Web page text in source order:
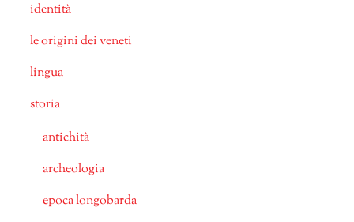
identità
le origini dei veneti
lingua
storia
antichità
archeologia
epoca longobarda